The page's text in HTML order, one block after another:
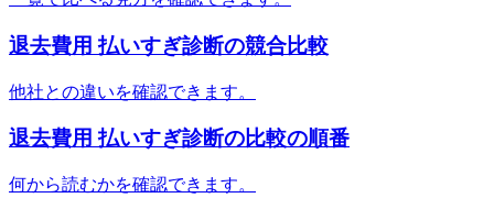
退去費用 払いすぎ診断の競合比較
他社との違いを確認できます。
退去費用 払いすぎ診断の比較の順番
何から読むかを確認できます。